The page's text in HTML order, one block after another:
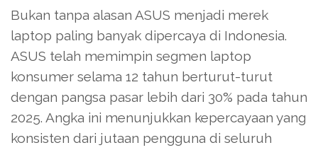
Bukan tanpa alasan ASUS menjadi merek
laptop paling banyak dipercaya di Indonesia.
ASUS telah memimpin segmen laptop
konsumer selama 12 tahun berturut-turut
dengan pangsa pasar lebih dari 30% pada tahun
2025. Angka ini menunjukkan kepercayaan yang
konsisten dari jutaan pengguna di seluruh